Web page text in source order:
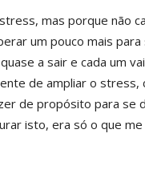
mas porque não
um pouco mais
a sair e cada um
de ampliar o
de propósito para se
isto, era só o que